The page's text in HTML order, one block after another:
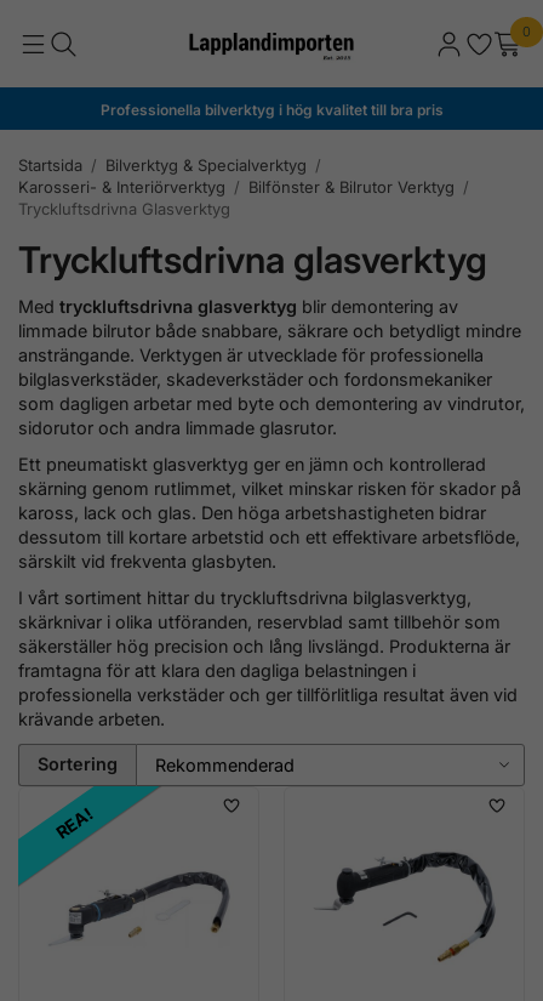
0
Professionella bilverktyg i hög kvalitet till bra pris
Startsida / Bilverktyg & Specialverktyg /
Karosseri- & Interiörverktyg / Bilfönster & Bilrutor Verktyg /
Tryckluftsdrivna Glasverktyg
Tryckluftsdrivna glasverktyg
Med tryckluftsdrivna glasverktyg blir demontering av
limmade bilrutor både snabbare, säkrare och betydligt mindre
ansträngande. Verktygen är utvecklade för professionella
bilglasverkstäder, skadeverkstäder och fordonsmekaniker
som dagligen arbetar med byte och demontering av vindrutor,
sidorutor och andra limmade glasrutor.
Ett pneumatiskt glasverktyg ger en jämn och kontrollerad
skärning genom rutlimmet, vilket minskar risken för skador på
kaross, lack och glas. Den höga arbetshastigheten bidrar
dessutom till kortare arbetstid och ett effektivare arbetsflöde,
särskilt vid frekventa glasbyten.
I vårt sortiment hittar du tryckluftsdrivna bilglasverktyg,
skärknivar i olika utföranden, reservblad samt tillbehör som
säkerställer hög precision och lång livslängd. Produkterna är
framtagna för att klara den dagliga belastningen i
professionella verkstäder och ger tillförlitliga resultat även vid
krävande arbeten.
Sortering
REA!